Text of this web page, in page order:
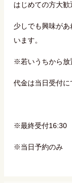
はじめての方大歓
少しでも興味が
います。
※若いうちから放
代金は当日受付に
※最終受付16:30
※当日予約のみ